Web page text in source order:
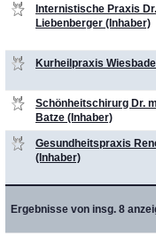
Ergebnisse von insg. 8
Internistische Praxis Dr.
Liebenberger (Inhaber)
Kurheilpraxis
Schönheitschirurg Dr.
Batze (Inhaber)
Gesundheitspraxis
(Inhaber)